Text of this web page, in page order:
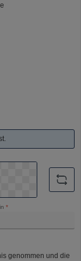
*
genommen und die